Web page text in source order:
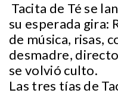
Tacita de Té se
su esperada gira:
de música, risas,
desmadre,
se volvió culto.
Las tres tías de